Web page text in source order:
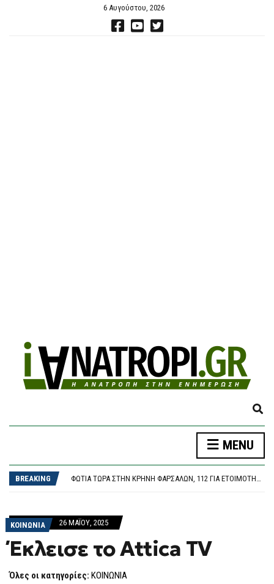
6 Αυγούστου, 2026
E
P
N
MENU
BREAKING
ΘΕΣΣΑΛΟΝΊΚΗ: ΠΑΡΆΣΥΡΣΗ ΠΕΖΟΎ ΑΠΌ ΙΧ ΣΤΟΝ ΔΕΝΔΡΟΠΌΤΑΜΟ
ΦΩΤΙΆ ΤΏΡΑ ΣΤΗΝ ΚΡΉΝΗ ΦΑΡΣΆΛΩΝ, 112 ΓΙΑ ΕΤΟΙΜΌΤΗΤΑ, ΕΠΙΧΕΙΡΟΎΝ ΤΡΊΑ ΑΕΡΟΣΚΆΦΗ
ΚΟΙΝΩΝΙΑ 26 ΜΑΪ́ΟΥ, 2025
Έκλεισε το Attica TV
Όλες οι κατηγορίες: ΚΟΙΝΩΝΙΑ